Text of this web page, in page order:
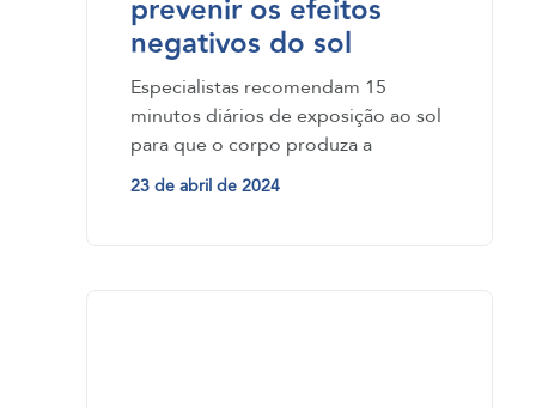
prevenir os efeitos
negativos do sol
Especialistas recomendam 15
minutos diários de exposição ao sol
para que o corpo produza a
quantidade necessária de vitamina
23 de abril de 2024